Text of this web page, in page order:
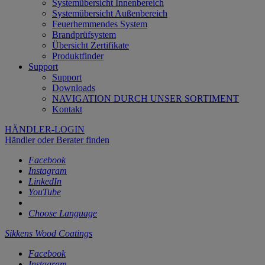
Systemübersicht Innenbereich
Systemübersicht Außenbereich
Feuerhemmendes System
Brandprüfsystem
Übersicht Zertifikate
Produktfinder
Support
Support
Downloads
NAVIGATION DURCH UNSER SORTIMENT
Kontakt
HÄNDLER-LOGIN
Händler oder Berater finden
Facebook
Instagram
LinkedIn
YouTube
Choose Language
Sikkens Wood Coatings
Facebook